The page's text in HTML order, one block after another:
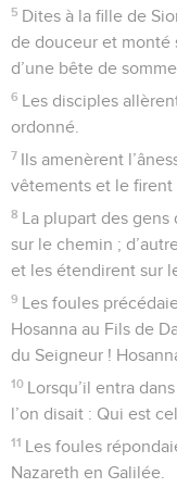
5 Dites à la fille de
de douceur et monté
d’une bête de somme.
6 Les disciples
ordonné.
7 Ils amenèrent
vêtements et le firent
8 La plupart des
sur le chemin ;
et les étendirent sur
9 Les foules
Hosanna au Fils de
du Seigneur !
10 Lorsqu’il entra
l’on disait : Qui est
11 Les foules
Nazareth en Galilée.